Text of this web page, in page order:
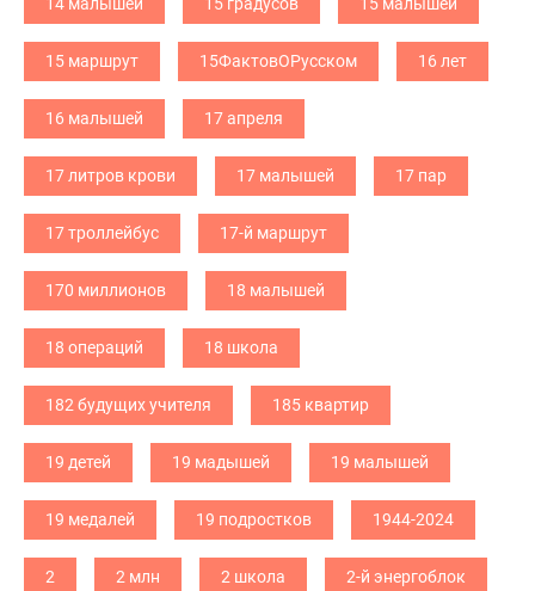
15 маршрут 15ФактовОРусском 16 лет
16 малышей 17 апреля
17 литров крови 17 малышей 17 пар
17 троллейбус 17-й маршрут
170 миллионов 18 малышей
18 операций 18 школа
182 будущих учителя 185 квартир
19 детей 19 мадышей 19 малышей
19 медалей 19 подростков 1944-2024
2 2 млн 2 школа 2-й энергоблок